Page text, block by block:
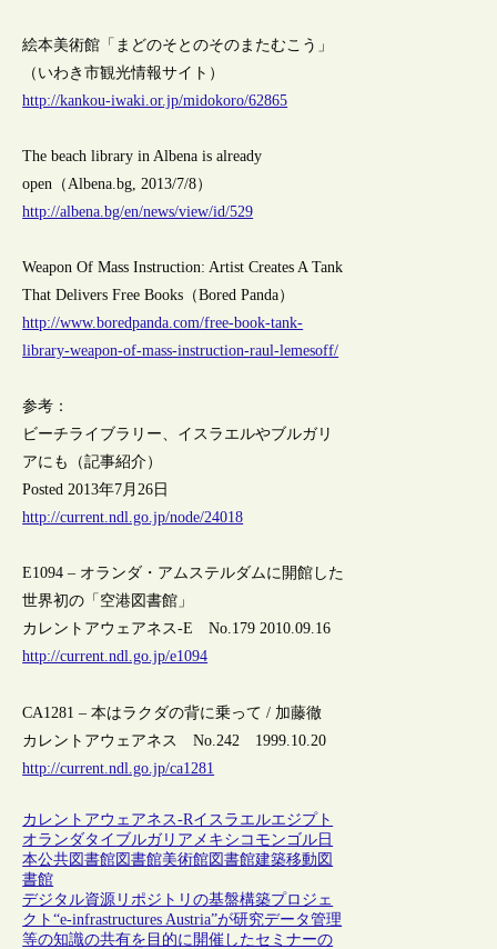
絵本美術館「まどのそとのそのまたむこう」
（いわき市観光情報サイト）
http://kankou-iwaki.or.jp/midokoro/62865
The beach library in Albena is already
open（Albena.bg, 2013/7/8）
http://albena.bg/en/news/view/id/529
Weapon Of Mass Instruction: Artist Creates A Tank
That Delivers Free Books（Bored Panda）
http://www.boredpanda.com/free-book-tank-
library-weapon-of-mass-instruction-raul-lemesoff/
参考：
ビーチライブラリー、イスラエルやブルガリ
アにも（記事紹介）
Posted 2013年7月26日
http://current.ndl.go.jp/node/24018
E1094 – オランダ・アムステルダムに開館した
世界初の「空港図書館」
カレントアウェアネス-E No.179 2010.09.16
http://current.ndl.go.jp/e1094
CA1281 – 本はラクダの背に乗って / 加藤徹
カレントアウェアネス No.242 1999.10.20
http://current.ndl.go.jp/ca1281
カレントアウェアネス-Rイスラエルエジプト
オランダタイ ブルガリア メキシコ モンゴル 日
本公共図書館図書館美術館図書館建築移動図
書館
デジタル資源リポジトリの基盤構築プロジェ
クト“e-infrastructures Austria”が研究データ管理
等の知識の共有を目的に開催したセミナーの